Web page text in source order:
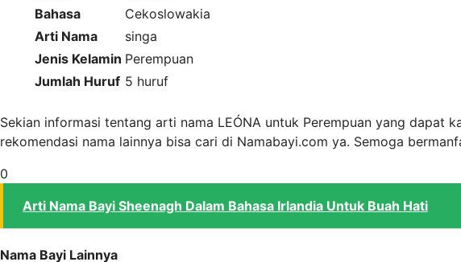
Bahasa
Cekoslowakia
Arti Nama
singa
Jenis Kelamin Perempuan
Jumlah Huruf 5 huruf
Sekian informasi tentang arti nama LEÓNA untuk Perempuan yang dapat
rekomendasi nama lainnya bisa cari di Namabayi.com ya. Semoga
0
Arti Nama Bayi Sheenagh Dalam Bahasa Irlandia Untuk Buah Hati
Nama Bayi Lainnya